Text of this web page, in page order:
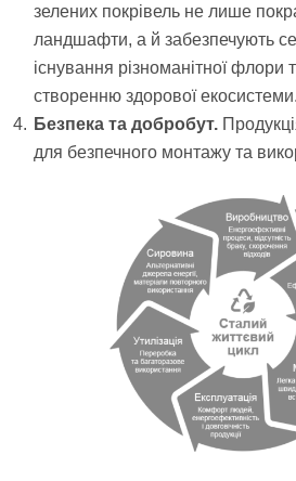
зелених покрівель не лише
ландшафти, а й забезпечують
існування різноманітної
створенню здорової екосистеми.
Безпека та добробут.
для безпечного монтажу та